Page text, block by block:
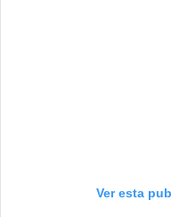
Ver esta